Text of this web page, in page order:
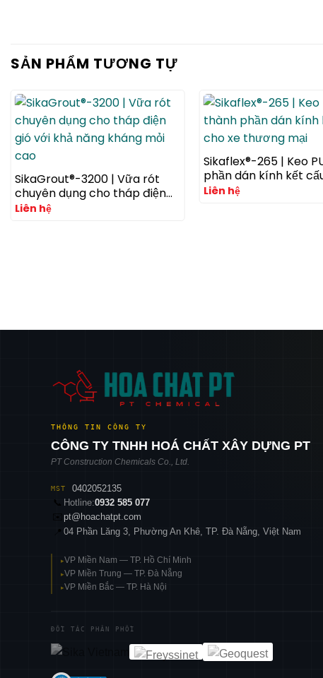
SẢN PHẨM TƯƠNG TỰ
SikaGrout®-3200 | Vữa rót
chuyên dụng cho tháp điện
gió với khả năng kháng mỏi
Liên hệ
Sikaflex®-265 | Keo
phần dán kính kết
thương mại
Liên hệ
THÔNG TIN CÔNG TY
CÔNG TY TNHH HOÁ CHẤT XÂY DỰNG PT
PT Construction Chemicals Co., Ltd.
MST
0402052135
📞 Hotline:0932 585 077
✉️
pt@hoachatpt.com
04 Phần Lăng 3, Phường An Khê, TP. Đà Nẵng, Việt Nam
▸VP Miền Nam — TP. Hồ Chí Minh
▸VP Miền Trung — TP. Đà Nẵng
▸VP Miền Bắc — TP. Hà Nội
ĐỐI TÁC PHÂN PHỐI